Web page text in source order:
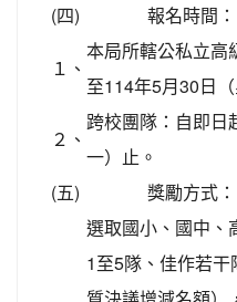
(四)
報名時間：
１、
本局所轄公私立高
至114年5月30日
２、
跨校團隊：自即日
一）止。
(五)
獎勵方式：
選取國小、國中、
1至5隊、佳作若